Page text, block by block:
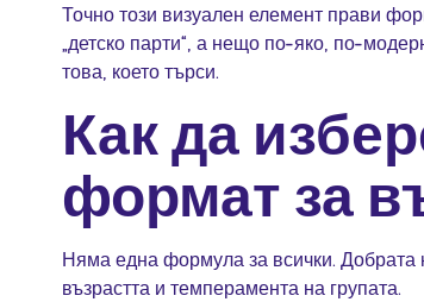
Точно този визуален елемент прави
„детско парти“, а нещо по-яко, по-
това, което търси.
Как да
формат за
Няма една формула за всички.
възрастта и темперамента на групата.